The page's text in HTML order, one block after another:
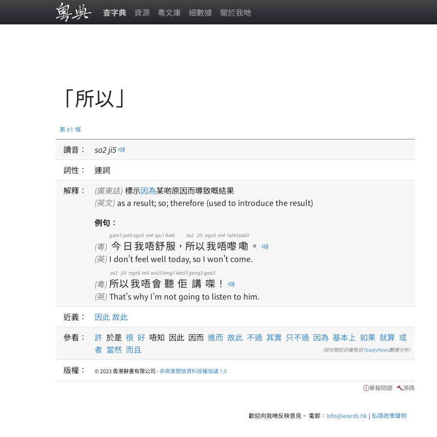
查字典 資源 粵文庫 細數據 關於我哋
「所以」
第 #1 條
讀音： so2ji5
詞性：
連詞
解釋：
(廣東話) 標示因為某啲原因而導致嘅結果
(英文) as a result; so; therefore (used to introduce the result)
例句：
(粵) 今
gam1
日
jat6
我
ngo5
唔
m4
舒
syu1
服
fuk6
， 所
so2
以
ji5
我
ngo5
唔
m4
嚟
lai4
嘞
laak3
。
(英) I don't feel well today, so I won't come.
(粵) 所
so2
以
ji5
我
ngo5
唔
m4
會
wui5
聽
teng1
佢
keoi5
講
gong2
㗎
gaa3
！
(英) That's why I'm not going to listen to him.
近義：
因此故此
參看：
許 於是 很 好 唔知 因此 因而 進而 故此 不過 其實 只不過 因為 基本上 如果 就算 或
者 當然 而且 (部份類近詞彙取自ToastyNews數據分析)
版權： © 2023 香港辭書有限公司 -非商業開放資料授權協議 1.0
舉報問題 源碼
歡迎向我哋反映意見。 電郵： info@words.hk | 私隱政策聲明